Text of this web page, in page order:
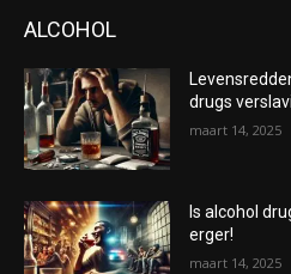
ALCOHOL
drugs
maart 14, 2025
Is alcohol
erger!
maart 14, 2025